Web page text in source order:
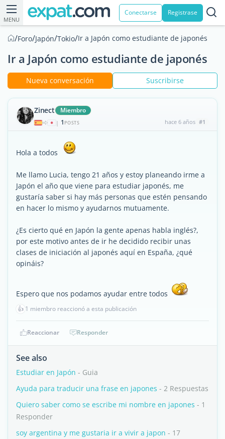
MENU
Conectarse Registrase
/Foro/Japón/Tokio/Ir a Japón como estudiante de japonés
Ir a Japón como estudiante de japonés
Nueva conversación Suscribirse
Zinect Miembro
| 1 POSTS hace 6 años #1
Hola a todos
Me llamo Lucia, tengo 21 años y estoy planeando irme a
Japón el año que viene para estudiar japonés, me
gustaría saber si hay más personas que estén pensando
en hacer lo mismo y ayudarnos mutuamente.
¿Es cierto qué en Japón la gente apenas habla inglés?,
por este motivo antes de ir he decidido recibir unas
clases de iniciación al japonés aquí en España, ¿qué
opináis?
Espero que nos podamos ayudar entre todos
👍 1 miembro reaccionó a esta publicación
Reaccionar Responder
See also
Estudiar en Japón - Guia
Ayuda para traducir una frase en japones - 2 Respuestas
Quiero saber como se escribe mi nombre en japones - 1
Responder
soy argentina y me gustaria ir a vivir a japon - 17